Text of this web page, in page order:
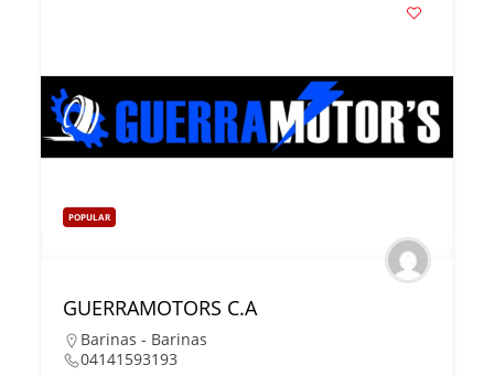
POPULAR
GUERRAMOTORS C.A
Barinas - Barinas
04141593193